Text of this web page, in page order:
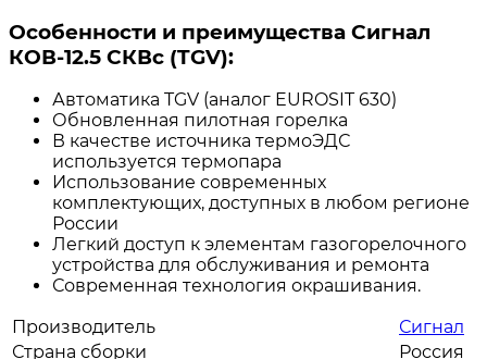
Особенности и преимущества Сигнал
КОВ-12.5 СКВс (TGV):
Автоматика TGV (аналог EUROSIT 630)
Обновленная пилотная горелка
В качестве источника термоЭДС
используется термопара
Использование современных
комплектующих, доступных в любом регионе
России
Легкий доступ к элементам газогорелочного
устройства для обслуживания и ремонта
Современная технология окрашивания.
Производитель
Сигнал
Страна сборки
Россия